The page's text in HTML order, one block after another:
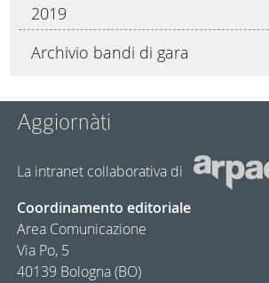
2019
Archivio bandi di gara
Aggiornàti
La intranet collaborativa di
Coordinamento editoriale
Area Comunicazione
Via Po, 5
40139 Bologna (BO)